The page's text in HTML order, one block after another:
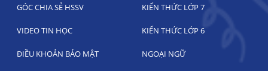
GÓC CHIA SẺ HSSV KIẾN THỨC LỚP 7
VIDEO TIN HỌC KIẾN THỨC LỚP 6
ĐIỀU KHOẢN BẢO MẬT NGOẠI NGỮ